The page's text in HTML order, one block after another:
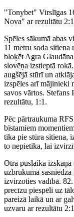
"Tonybet" Virslīgas
Nova" ar rezultātu
Spēles sākumā abas
11 metru soda
bloķēt Agra
slovēņa izstieptā
augšējā stūrī un
izspēles arī mājinieki
savos vārtos.
rezultātu, 1:1.
Pēc pārtraukuma
bīstamiem
tika pie stūra sitiena,
to nepietika, lai
Otrā puslaika izskaņā
uzbrukumā
izvirzoties vadībā.
precīzu piespēli uz
pareizā laikā un ar
uzvaru ar rezultātu